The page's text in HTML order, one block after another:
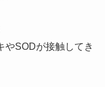
やSODが接触してき